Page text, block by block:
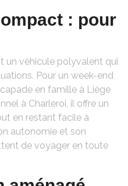
: pour
un véhicule polyvalent qui
Pour un week-end
en famille à Liège
à Charleroi, il offre un
en restant facile à
autonomie et son
de voyager en toute